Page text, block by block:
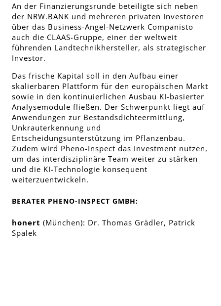
An der Finanzierungsrunde beteiligte sich neben
der NRW.BANK und mehreren privaten Investoren
über das Business-Angel-Netzwerk Companisto
auch die CLAAS-Gruppe, einer der weltweit
führenden Landtechnikhersteller, als strategischer
Investor.
Das frische Kapital soll in den Aufbau einer
skalierbaren Plattform für den europäischen Markt
sowie in den kontinuierlichen Ausbau KI-basierter
Analysemodule fließen. Der Schwerpunkt liegt auf
Anwendungen zur Bestandsdichteermittlung,
Unkrauterkennung und
Entscheidungsunterstützung im Pflanzenbau.
Zudem wird Pheno-Inspect das Investment nutzen,
um das interdisziplinäre Team weiter zu stärken
und die KI-Technologie konsequent
weiterzuentwickeln.
BERATER PHENO-INSPECT GMBH:
honert (München): Dr. Thomas Grädler, Patrick
Spalek